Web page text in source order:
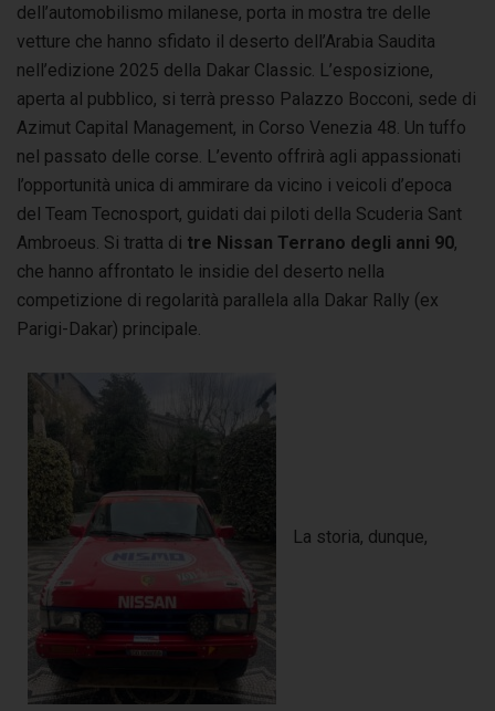
dell’automobilismo milanese, porta in mostra tre delle
vetture che hanno sfidato il deserto dell’Arabia Saudita
nell’edizione 2025 della Dakar Classic. L’esposizione,
aperta al pubblico, si terrà presso Palazzo Bocconi, sede di
Azimut Capital Management, in Corso Venezia 48. Un tuffo
nel passato delle corse. L’evento offrirà agli appassionati
l’opportunità unica di ammirare da vicino i veicoli d’epoca
del Team Tecnosport, guidati dai piloti della Scuderia Sant
Ambroeus. Si tratta di tre Nissan Terrano degli anni 90,
che hanno affrontato le insidie del deserto nella
competizione di regolarità parallela alla Dakar Rally (ex
Parigi-Dakar) principale.
La storia, dunque,